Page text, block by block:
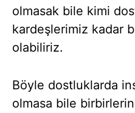
olmasak bile kimi
kardeşlerimiz kadar
olabiliriz.
Böyle dostluklarda
olmasa bile